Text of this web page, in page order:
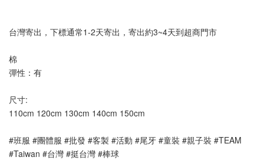
台灣寄出，下標通常1-2天寄出，寄出約3~4天到超商門市
棉
彈性：有
尺寸:
110cm 120cm 130cm 140cm 150cm
#班服 #團體服 #批發 #客製 #活動 #尾牙 #童裝 #親子裝 #TEAM
#Taiwan #台灣 #挺台灣 #棒球